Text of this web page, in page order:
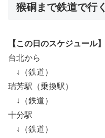
猴硐まで鉄道で行く
【この日のスケジュール】
台北から
↓（鉄道）
瑞芳駅（乗換駅）
↓（鉄道）
十分駅
↓（鉄道）